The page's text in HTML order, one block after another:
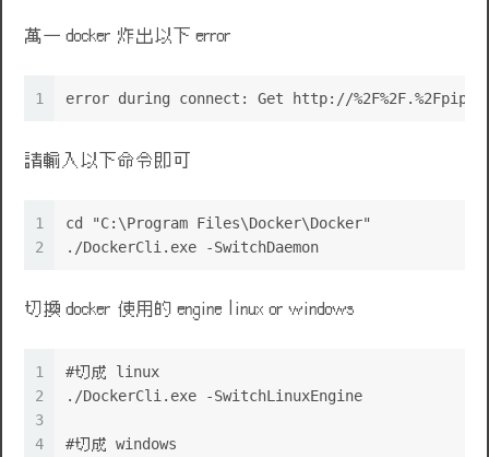
萬一 docker 炸出以下 error
1 error during connect: Get http://
請輸入以下命令即可
1
2
cd "C:\Program Files\Docker\Docker"
./DockerCli.exe -SwitchDaemon
切換 docker 使用的 engine linux or windows
1
2
3
4
#切成 linux
./DockerCli.exe -SwitchLinuxEngine
#切成 windows